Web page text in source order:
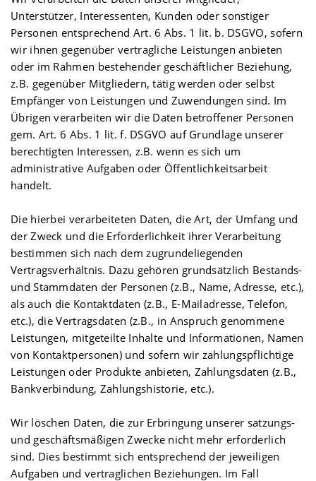
Unterstützer, Interessenten, Kunden oder sonstiger
Personen entsprechend Art. 6 Abs. 1 lit. b. DSGVO, sofern
wir ihnen gegenüber vertragliche Leistungen anbieten
oder im Rahmen bestehender geschäftlicher Beziehung,
z.B. gegenüber Mitgliedern, tätig werden oder selbst
Empfänger von Leistungen und Zuwendungen sind. Im
Übrigen verarbeiten wir die Daten betroffener Personen
gem. Art. 6 Abs. 1 lit. f. DSGVO auf Grundlage unserer
berechtigten Interessen, z.B. wenn es sich um
administrative Aufgaben oder Öffentlichkeitsarbeit
handelt.
Die hierbei verarbeiteten Daten, die Art, der Umfang und
der Zweck und die Erforderlichkeit ihrer Verarbeitung
bestimmen sich nach dem zugrundeliegenden
Vertragsverhältnis. Dazu gehören grundsätzlich Bestands-
und Stammdaten der Personen (z.B., Name, Adresse, etc.),
als auch die Kontaktdaten (z.B., E-Mailadresse, Telefon,
etc.), die Vertragsdaten (z.B., in Anspruch genommene
Leistungen, mitgeteilte Inhalte und Informationen, Namen
von Kontaktpersonen) und sofern wir zahlungspflichtige
Leistungen oder Produkte anbieten, Zahlungsdaten (z.B.,
Bankverbindung, Zahlungshistorie, etc.).
Wir löschen Daten, die zur Erbringung unserer satzungs-
und geschäftsmäßigen Zwecke nicht mehr erforderlich
sind. Dies bestimmt sich entsprechend der jeweiligen
Aufgaben und vertraglichen Beziehungen. Im Fall